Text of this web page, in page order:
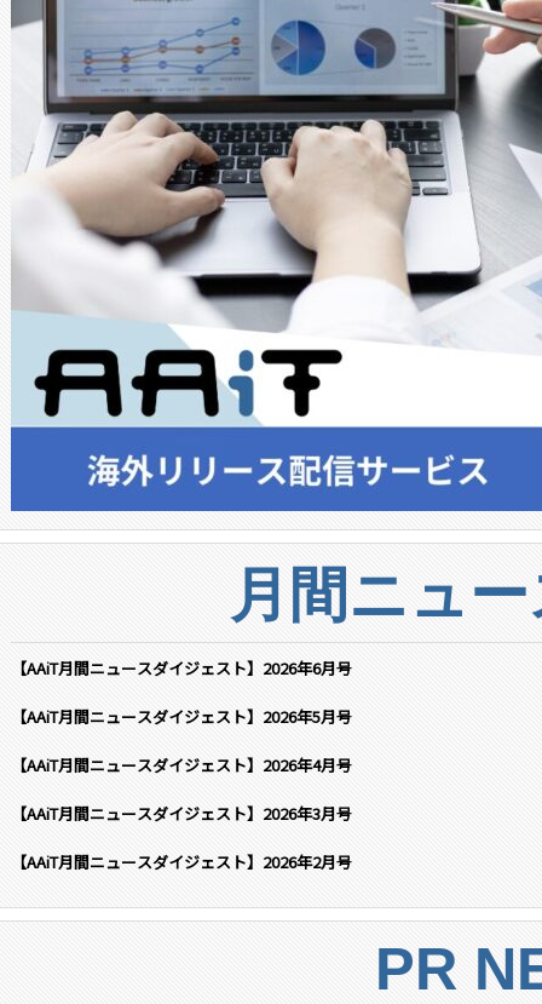
月間ニュ
【AAiT月間ニュースダイジェスト】2026年6月号
【AAiT月間ニュースダイジェスト】2026年5月号
【AAiT月間ニュースダイジェスト】2026年4月号
【AAiT月間ニュースダイジェスト】2026年3月号
【AAiT月間ニュースダイジェスト】2026年2月号
PR